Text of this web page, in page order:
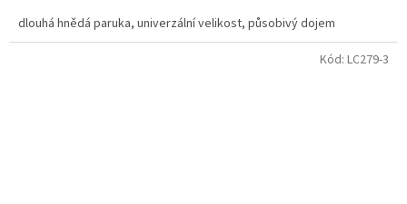
z
5
dlouhá hnědá paruka, univerzální velikost, působivý dojem
Kód: LC279-3